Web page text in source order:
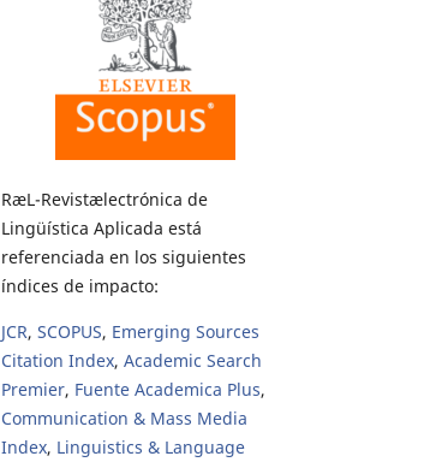
RæL-Revistælectrónica de
Lingüística Aplicada está
referenciada en los siguientes
índices de impacto:
JCR, SCOPUS, Emerging Sources
Citation Index, Academic Search
Premier, Fuente Academica Plus,
Communication & Mass Media
Index, Linguistics & Language